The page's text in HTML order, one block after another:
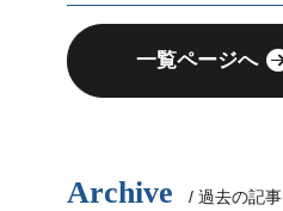
一覧ページへ
Archive / 過去の記事